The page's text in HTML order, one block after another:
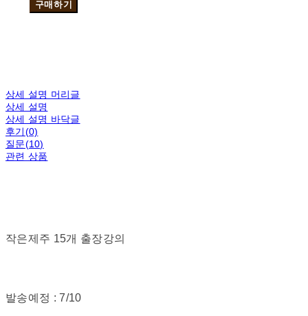
구매하기
상세 설명 머리글
상세 설명
상세 설명 바닥글
후기(0)
질문(10)
관련 상품
작은제주 15개 출장강의
발송예정 : 7/10